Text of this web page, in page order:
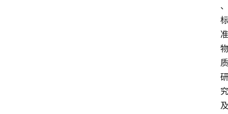
、
标
准
物
质
研
究
及